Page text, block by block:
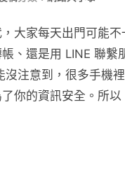
大家每天出門可能
、還是用 LINE 聯
沒注意到，很多手機
你的資訊安全。所